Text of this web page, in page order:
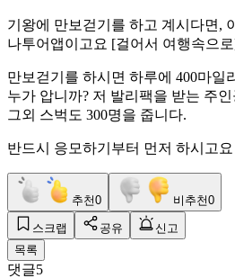
기왕에 만보걷기를 하고 계시다면,
나투어앱이고요 [걸어서 여행속으
만보걷기를 하시면 하루에 400마일
누가 압니까? 저 발리팩을 받는 주
그외 스벅도 300명을 줍니다.
반드시 응모하기부터 먼저 하시고
추천0 비추천0
스크랩 공유
신고
목록
댓글5